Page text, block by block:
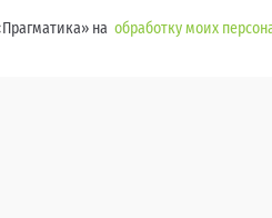
на обработку моих